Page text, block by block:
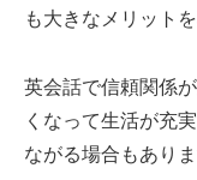
も大きなメリット
英会話で信頼関係
くなって生活が充
ながる場合もありま